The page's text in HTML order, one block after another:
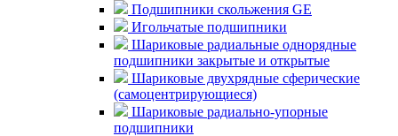
Подшипники скольжения GE
Игольчатые подшипники
Шариковые радиальные однорядные
подшипники закрытые и открытые
Шариковые двухрядные сферические
(самоцентрирующиеся)
Шариковые радиально-упорные
подшипники